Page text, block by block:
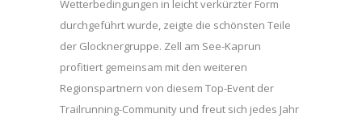
Wetterbedingungen in leicht verkürzter Form
durchgeführt wurde, zeigte die schönsten Teile
der Glocknergruppe. Zell am See-Kaprun
profitiert gemeinsam mit den weiteren
Regionspartnern von diesem Top-Event der
Trailrunning-Community und freut sich jedes Jahr